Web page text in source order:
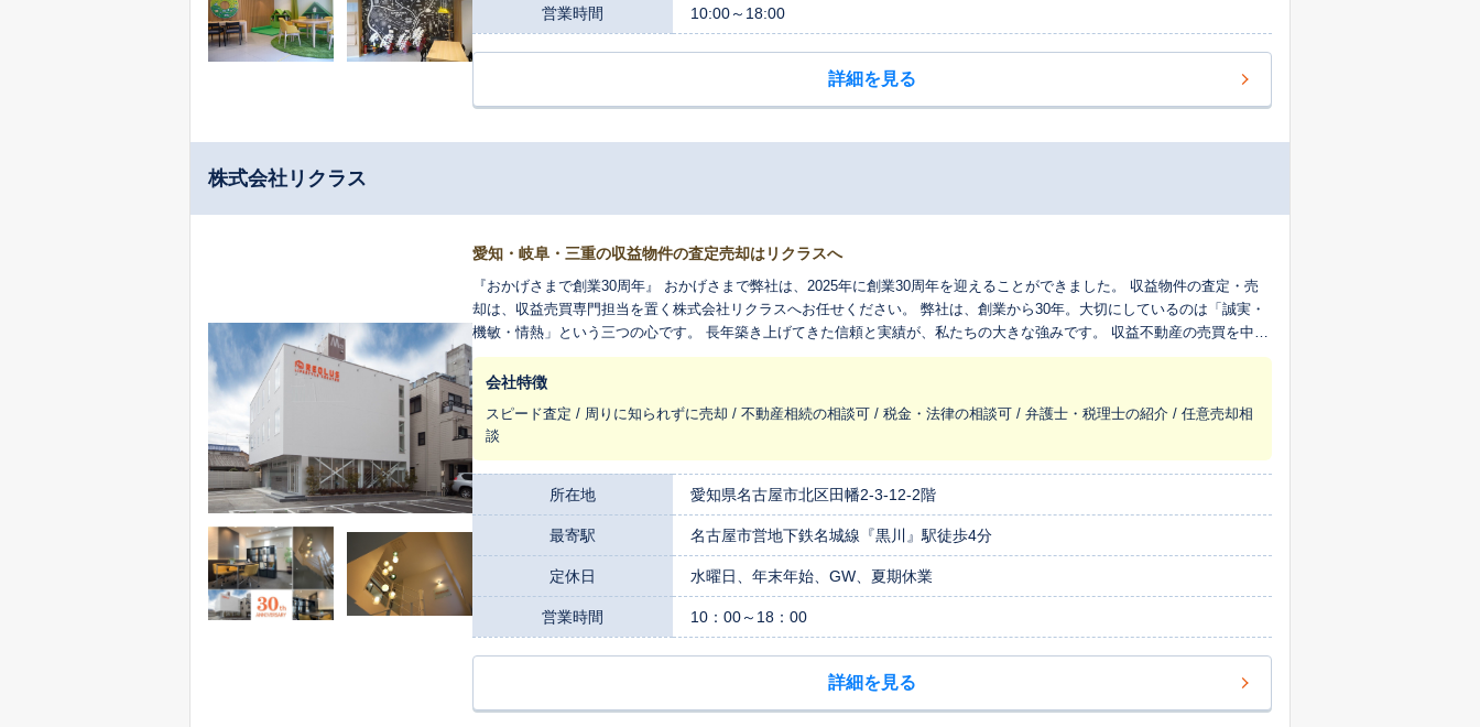
営業時間 10:00～18:00
詳細を見る
株式会社リクラス
愛知・岐阜・三重の収益物件の査定売却はリクラスへ
『おかげさまで創業30周年』 おかげさまで弊社は、2025年に創業30周年を迎えることができました。 収益物件の査定・売
却は、収益売買専門担当を置く株式会社リクラスへお任せください。 弊社は、創業から30年。大切にしているのは「誠実・
機敏・情熱」という三つの心です。 長年築き上げてきた信頼と実績が、私たちの大きな強みです。 収益不動産の売買を中心
に、複雑な手続きが伴う相続案件や、迅速な現金化に対応する不動産買取にも豊富な実績がございます。また、リースバッ
クサービスなどにも対応しています。 売却の際は、不動産データに基づくだけでなく、市場動向や投資物件の特徴を熟知し
客様によりそった最適なご提案をいたします。 対応エリアは、愛知県を中心とした東海圏です。 このエリアを深く理解して
いるからこそ、最新の市場動向や地域の特性を細かく分析し、お客様の不動産資産の価値を最大限に引き出せるよう、適正
な査定価格を算出します。 これまで多くのお客様から「親身になって相談に乗ってくれた」「対応が迅速で安心できた」と
のお言葉をいただいてまいりました。 不動産資産の売却に関わるお客様の不安を一つひとつ解消していくことを何よりも大
切にしています。 ご売却に関するお悩みやご希望、どんな些細なことでも構いません。 不動産情報を大切に取り扱い、正確
かつ迅速にご対応いたします。 まずはお気軽にご相談ください。
会社特徴
スピード査定 / 周りに知られずに売却 / 不動産相続の相談可 / 税金・法律の相談可 / 弁護士・税理士の紹介 / 任意売却相
談
所在地 愛知県名古屋市北区田幡2-3-12-2階
最寄駅 名古屋市営地下鉄名城線『黒川』駅徒歩4分
定休日 水曜日、年末年始、GW、夏期休業
営業時間 10：00～18：00
詳細を見る